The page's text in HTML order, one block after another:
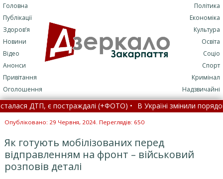
Головна
Публікації
Здоров’я
Новини
Відео
Анонси
Привітання
Оголошення
Політика
Економіка
Культура
Освіта
Соціо
Спорт
Кримінал
Надзвичайні
ДТП, є постраждалі (+ФОТО) • В Україні змінили порядок
причину затримки вступу України, – FT •
Опубліковано: 29 Червня, 2024. Переглядів: 650
Як готують мобілізованих перед
відправленням на фронт – військовий
розповів деталі